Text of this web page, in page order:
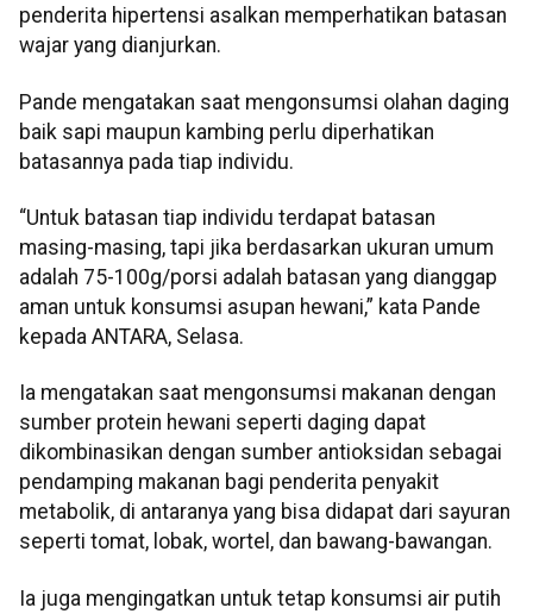
penderita hipertensi asalkan memperhatikan batasan
wajar yang dianjurkan.
Pande mengatakan saat mengonsumsi olahan daging
baik sapi maupun kambing perlu diperhatikan
batasannya pada tiap individu.
“Untuk batasan tiap individu terdapat batasan
masing-masing, tapi jika berdasarkan ukuran umum
adalah 75-100g/porsi adalah batasan yang dianggap
aman untuk konsumsi asupan hewani,” kata Pande
kepada ANTARA, Selasa.
Ia mengatakan saat mengonsumsi makanan dengan
sumber protein hewani seperti daging dapat
dikombinasikan dengan sumber antioksidan sebagai
pendamping makanan bagi penderita penyakit
metabolik, di antaranya yang bisa didapat dari sayuran
seperti tomat, lobak, wortel, dan bawang-bawangan.
Ia juga mengingatkan untuk tetap konsumsi air putih